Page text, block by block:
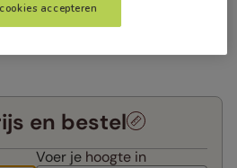
en bestel
Voer je hoogte in
accepteren